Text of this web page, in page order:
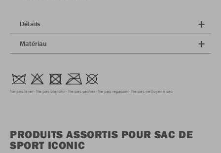
Détails
Matériau
Ne pas laver Ne pas blanchir Ne pas sécher Ne pas repasser Ne pas nettoyer à sec
PRODUITS ASSORTIS POUR SAC DE
SPORT ICONIC